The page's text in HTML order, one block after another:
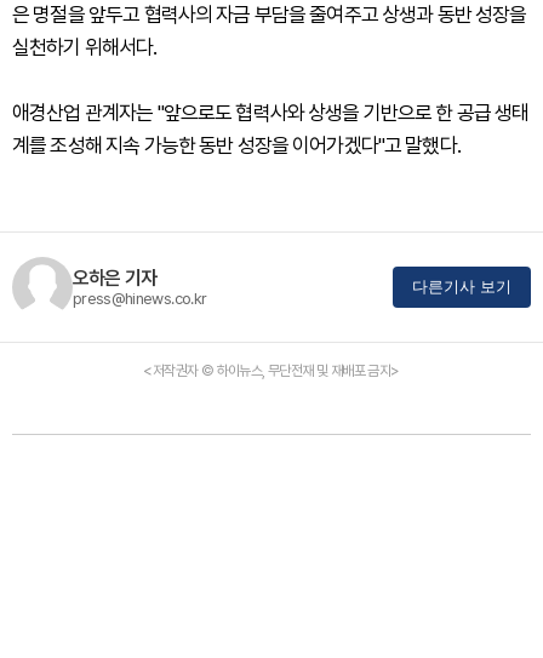
은 명절을 앞두고 협력사의 자금 부담을 줄여주고 상생과 동반 성장을
실천하기 위해서다.
애경산업 관계자는 "앞으로도 협력사와 상생을 기반으로 한 공급 생태
계를 조성해 지속 가능한 동반 성장을 이어가겠다"고 말했다.
오하은 기자
press@hinews.co.kr
다른기사 보기
<저작권자 © 하이뉴스, 무단전재 및 재배포 금지>